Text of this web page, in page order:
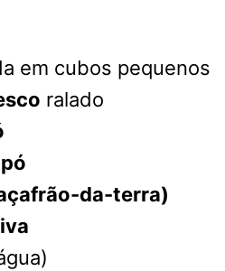
em cubos pequenos
ralado
da-terra)